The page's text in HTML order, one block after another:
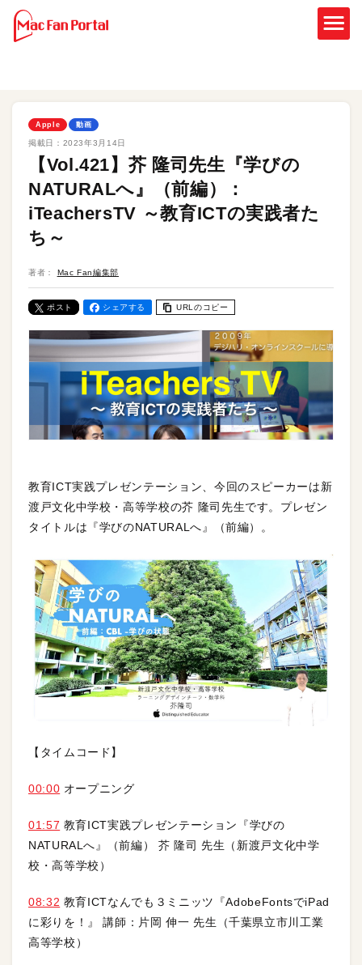
Apple 動画
掲載日： 2023年3月14日
【Vol.421】芥 隆司先生『学びの
NATURALへ』（前編）：
iTeachersTV ～教育ICTの実践者た
ち～
著者： Mac Fan編集部
ポスト シェアする URLのコピー
教育ICT実践プレゼンテーション、今回のスピーカーは新
渡戸文化中学校・高等学校の芥 隆司先生です。プレゼン
タイトルは『学びのNATURALへ』（前編）。
【タイムコード】
00:00 オープニング
01:57 教育ICT実践プレゼンテーション『学びの
NATURALへ』（前編） 芥 隆司 先生（新渡戸文化中学
校・高等学校）
08:32 教育ICTなんでも３ミニッツ『AdobeFontsでiPad
に彩りを！』 講師：片岡 伸一 先生（千葉県立市川工業
高等学校）